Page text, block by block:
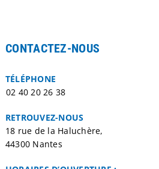
CONTACTEZ-NOUS
TÉLÉPHONE
02 40 20 26 38
RETROUVEZ-NOUS
18 rue de la Haluchère,
44300 Nantes